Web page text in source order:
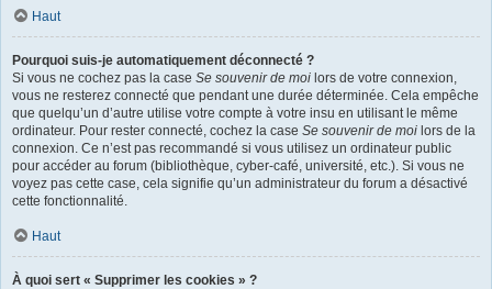
Haut
Pourquoi suis-je automatiquement déconnecté ?
Si vous ne cochez pas la case Se souvenir de moi lors de votre connexion,
vous ne resterez connecté que pendant une durée déterminée. Cela empêche
que quelqu’un d’autre utilise votre compte à votre insu en utilisant le même
ordinateur. Pour rester connecté, cochez la case Se souvenir de moi lors de la
connexion. Ce n’est pas recommandé si vous utilisez un ordinateur public
pour accéder au forum (bibliothèque, cyber-café, université, etc.). Si vous ne
voyez pas cette case, cela signifie qu’un administrateur du forum a désactivé
cette fonctionnalité.
Haut
À quoi sert « Supprimer les cookies » ?